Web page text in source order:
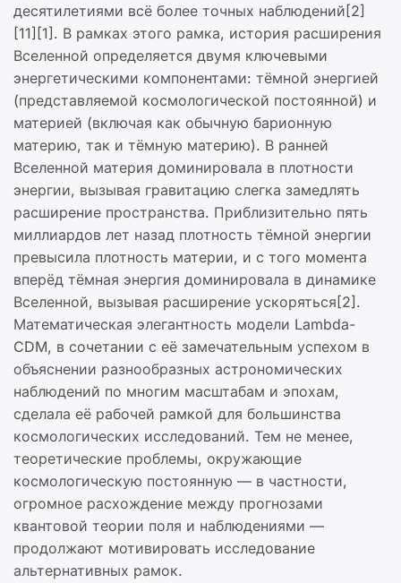
десятилетиями всё более точных наблюдений[2]
[11][1]. В рамках этого рамка, история расширения
Вселенной определяется двумя ключевыми
энергетическими компонентами: тёмной энергией
(представляемой космологической постоянной) и
материей (включая как обычную барионную
материю, так и тёмную материю). В ранней
Вселенной материя доминировала в плотности
энергии, вызывая гравитацию слегка замедлять
расширение пространства. Приблизительно пять
миллиардов лет назад плотность тёмной энергии
превысила плотность материи, и с того момента
вперёд тёмная энергия доминировала в динамике
Вселенной, вызывая расширение ускоряться[2].
Математическая элегантность модели Lambda-
CDM, в сочетании с её замечательным успехом в
объяснении разнообразных астрономических
наблюдений по многим масштабам и эпохам,
сделала её рабочей рамкой для большинства
космологических исследований. Тем не менее,
теоретические проблемы, окружающие
космологическую постоянную — в частности,
огромное расхождение между прогнозами
квантовой теории поля и наблюдениями —
продолжают мотивировать исследование
альтернативных рамок.